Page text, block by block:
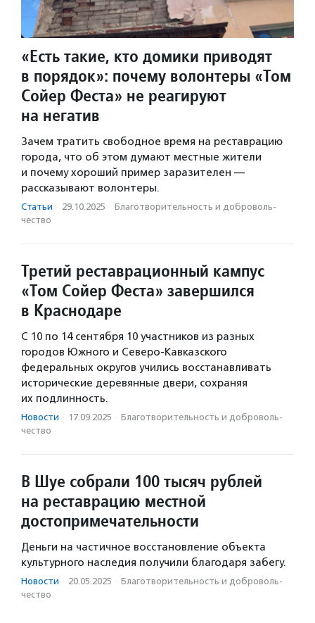
«Есть такие, кто домики приводят
в порядок»: почему волонтеры «Том
Сойер Феста» не реагируют
на негатив
Зачем тратить свободное время на реставрацию
города, что об этом думают местные жители
и почему хороший пример заразителен —
рассказывают волонтеры.
Статьи · 29.10.2025 · Благотвори­тель­ность и доброволь­
чест­во
Третий реставрационный кампус
«Том Сойер Феста» завершился
в Краснодаре
С 10 по 14 сентября 10 участников из разных
городов Южного и Северо-Кавказского
федеральных округов учились восстанавливать
исторические деревянные двери, сохраняя
их подлинность.
Новости · 17.09.2025 · Благотвори­тель­ность и доброволь­
чест­во
В Шуе собрали 100 тысяч рублей
на реставрацию местной
достопримечательности
Деньги на частичное восстановление объекта
культурного наследия получили благодаря забегу.
Новости · 20.05.2025 · Благотвори­тель­ность и доброволь­
чест­во